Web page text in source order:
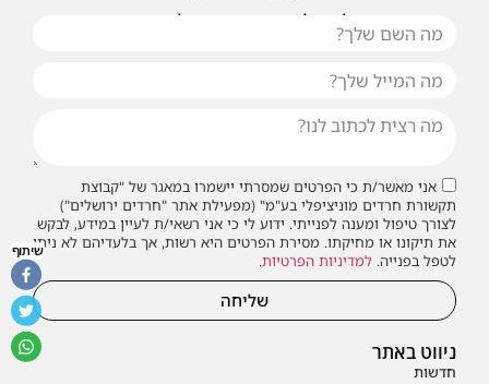
ניווט באתר
חדשות
או שילחו אלינו פנייה ונחזור אליכם בהקדם
אני מאשר/ת כי הפרטים שמסרתי יישמרו במאגר של "קבוצת
תקשורת חרדים מוניציפלי בע"מ" (מפעילת אתר "חרדים ירושלים")
לצורך טיפול ומענה לפנייתי. ידוע לי כי אני רשאי/ת לעיין במידע, לבקש
את תיקונו או מחיקתו. מסירת הפרטים היא רשות, אך בלעדיהם לא ניתן
לטפל בפנייה. למדיניות הפרטיות.
שליחה
שיתוף